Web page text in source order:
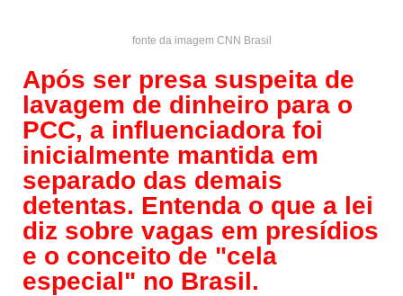
fonte da imagem CNN Brasil
Após ser presa suspeita de
lavagem de dinheiro para o
PCC, a influenciadora foi
inicialmente mantida em
separado das demais
detentas. Entenda o que a lei
diz sobre vagas em presídios
e o conceito de "cela
especial" no Brasil.